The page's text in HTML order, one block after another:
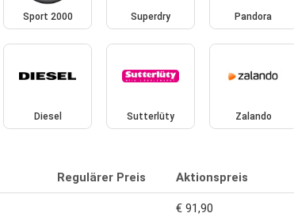
Sport 2000 Superdry Pandora
Diesel Sutterlüty Zalando
Regulärer Preis Aktionspreis
€ 91,90